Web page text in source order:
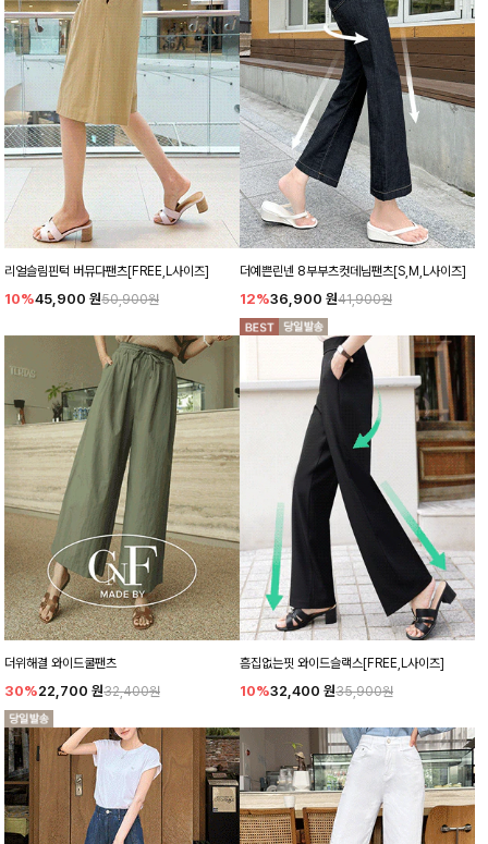
리얼슬림핀턱 버뮤다팬츠[FREE,L사이즈]
10%45,900 원50,900원
더예쁜린넨 8부부츠컷데님팬츠[S,M,L사이즈]
12%36,900 원41,900원
더위해결 와이드쿨팬츠
30%22,700 원32,400원
흠집없는핏 와이드슬랙스[FREE,L사이즈]
10%32,400 원35,900원